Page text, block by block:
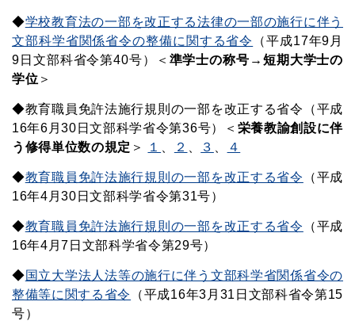
◆学校教育法の一部を改正する法律の一部の施行に伴う
文部科学省関係省令の整備に関する省令
（平成17年9月
9日文部科省令第40号）＜ 準学士の称号→短期大学士の
学位 ＞
◆教育職員免許法施行規則の一部を改正する省令（平成
16年6月30日文部科学省令第36号）＜ 栄養教諭創設に伴
う修得単位数の規定 ＞ １ ２ ３ ４
◆教育職員免許法施行規則の一部を改正する省令
（平成
16年4月30日文部科学省令第31号）
◆教育職員免許法施行規則の一部を改正する省令
（平成
16年4月7日文部科学省令第29号）
◆国立大学法人法等の施行に伴う文部科学省関係省令の
整備等に関する省令
（平成16年3月31日文部科省令第15
号）